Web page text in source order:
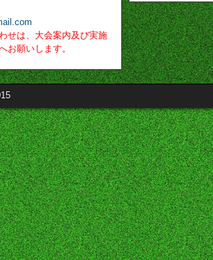
せは、大会案内及び実施
お願いします。